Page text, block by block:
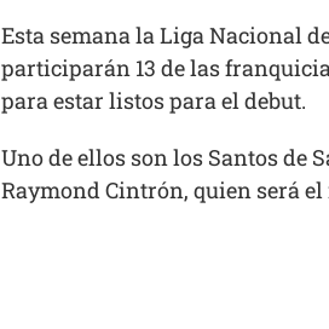
Esta semana la Liga Nacional
participarán 13 de las
para estar listos para el debut.
Uno de ellos son los Santos de
Raymond Cintrón, quien será